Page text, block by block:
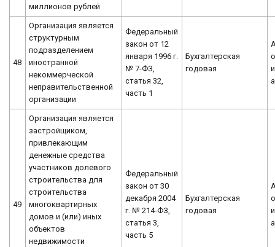
миллионов рублей
48
Организация является
структурным
подразделением
иностранной
некоммерческой
неправительственной
организации
Федеральный
закон от 12
января 1996 г.
№ 7-ФЗ,
статья 32,
часть 1
Бухгалтерская
годовая
49
Организация является
застройщиком,
привлекающим
денежные средства
участников долевого
строительства для
строительства
многоквартирных
домов и (или) иных
объектов
недвижимости
Федеральный
закон от 30
декабря 2004
г. № 214-ФЗ,
статья 3,
часть 5
Бухгалтерская
годовая